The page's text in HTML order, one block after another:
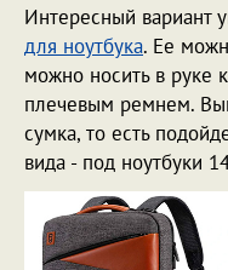
Интересный вариант
для ноутбука. Ее
можно носить в руке
плечевым ремнем.
сумка, то есть
вида - под ноутбуки